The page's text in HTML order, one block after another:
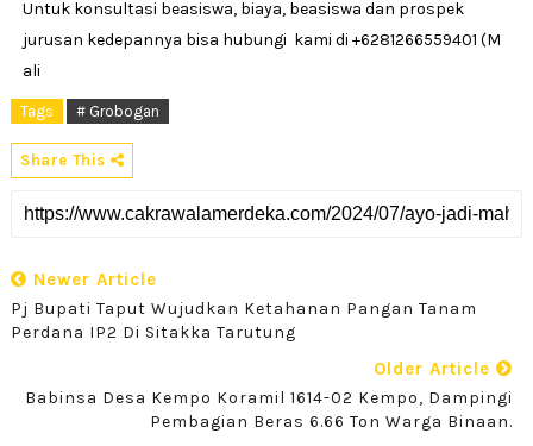
Untuk konsultasi beasiswa, biaya, beasiswa dan prospek
jurusan kedepannya bisa hubungi kami di +6281266559401 (M
ali
Tags # Grobogan
Share This
Newer Article
Pj Bupati Taput Wujudkan Ketahanan Pangan Tanam
Perdana IP2 Di Sitakka Tarutung
Older Article
Babinsa Desa Kempo Koramil 1614-02 Kempo, Dampingi
Pembagian Beras 6.66 Ton Warga Binaan.